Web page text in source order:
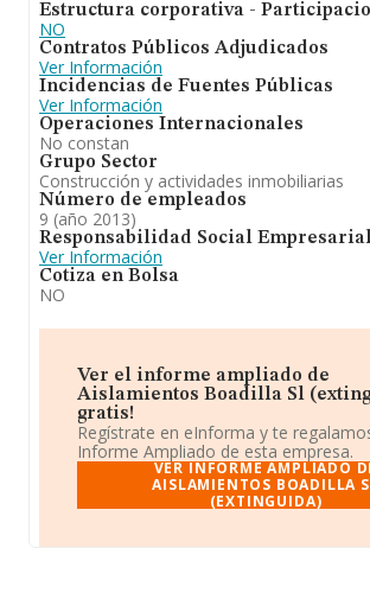
Estructura corporativa -
NO
Contratos Públicos Adjudicados
Ver Información
Incidencias de Fuentes Públicas
Ver Información
Operaciones Internacionales
No constan
Grupo Sector
Construcción y actividades inmobiliarias
Número de empleados
9 (año 2013)
Responsabilidad Social
Ver Información
Cotiza en Bolsa
NO
Ver el informe ampliado de
Aislamientos Boadilla Sl
gratis!
Regístrate en eInforma y te
Informe Ampliado de esta empresa.
VER INFORME AMPLIADO
AISLAMIENTOS BOADILLA
(EXTINGUIDA)